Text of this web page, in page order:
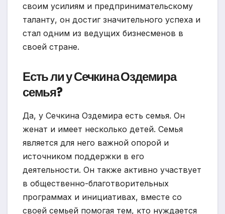
своим усилиям и предпринимательскому
таланту, он достиг значительного успеха и
стал одним из ведущих бизнесменов в
своей стране.
Есть ли у Сечкина Оздемира
семья?
Да, у Сечкина Оздемира есть семья. Он
женат и имеет несколько детей. Семья
является для него важной опорой и
источником поддержки в его
деятельности. Он также активно участвует
в общественно-благотворительных
программах и инициативах, вместе со
своей семьей помогая тем, кто нуждается